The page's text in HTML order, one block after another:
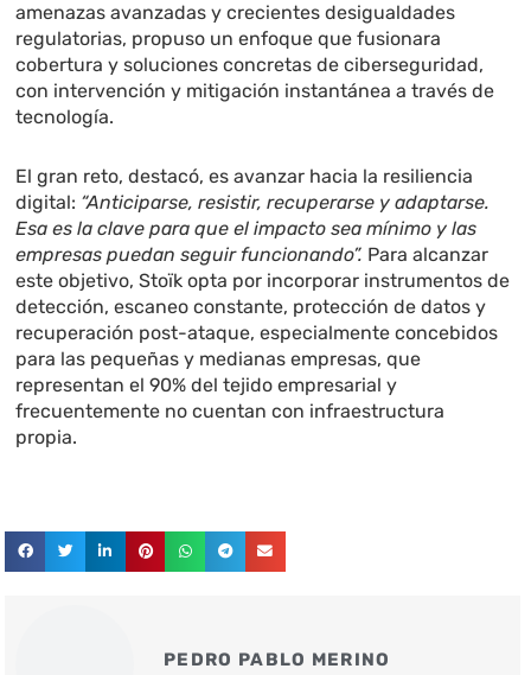
amenazas avanzadas y crecientes desigualdades
regulatorias, propuso un enfoque que fusionara
cobertura y soluciones concretas de ciberseguridad,
con intervención y mitigación instantánea a través de
tecnología.
El gran reto, destacó, es avanzar hacia la resiliencia
digital: “Anticiparse, resistir, recuperarse y adaptarse.
Esa es la clave para que el impacto sea mínimo y las
empresas puedan seguir funcionando”. Para alcanzar
este objetivo, Stoïk opta por incorporar instrumentos de
detección, escaneo constante, protección de datos y
recuperación post-ataque, especialmente concebidos
para las pequeñas y medianas empresas, que
representan el 90% del tejido empresarial y
frecuentemente no cuentan con infraestructura
propia.
PEDRO PABLO MERINO